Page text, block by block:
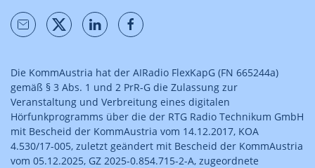
Die KommAustria hat der AIRadio FlexKapG (FN 665244a)
gemäß § 3 Abs. 1 und 2 PrR-G die Zulassung zur
Veranstaltung und Verbreitung eines digitalen
Hörfunkprogramms über die der RTG Radio Technikum GmbH
mit Bescheid der KommAustria vom 14.12.2017, KOA
4.530/17-005, zuletzt geändert mit Bescheid der KommAustria
vom 05.12.2025, GZ 2025-0.854.715-2-A, zugeordnete